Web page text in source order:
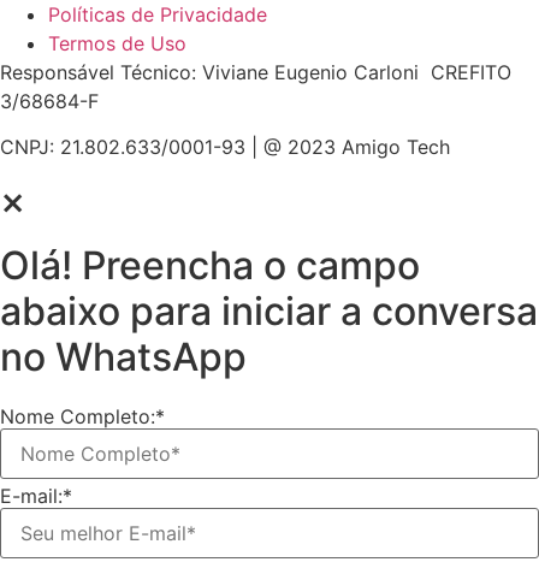
Políticas de Privacidade
Termos de Uso
Responsável Técnico: Viviane Eugenio Carloni CREFITO
3/68684-F
CNPJ: 21.802.633/0001-93 | @ 2023 Amigo Tech
×
Olá! Preencha o campo
abaixo para iniciar a conversa
no WhatsApp
Nome Completo:*
E-mail:*